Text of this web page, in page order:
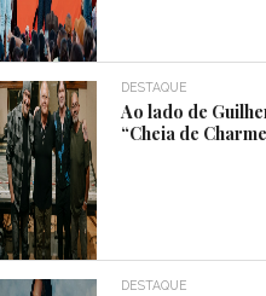
DESTAQUE
Ao lado de
“Cheia de
DESTAQUE